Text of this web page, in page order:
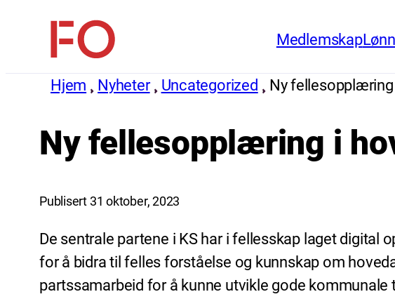
innholdFO
(Fellesorganisasjonen)
Medlemskap
Hjem Nyheter Uncategorized Ny
Ny fellesopplæring i
Publisert 31 oktober, 2023
De sentrale partene i KS har i fellesskap laget
for å bidra til felles forståelse og kunnskap om
partssamarbeid for å kunne utvikle gode kommunale